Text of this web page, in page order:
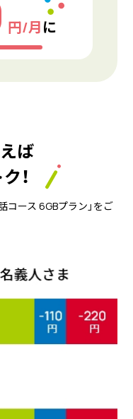
円/月に
ば
！
コース 6GBプラン」をご